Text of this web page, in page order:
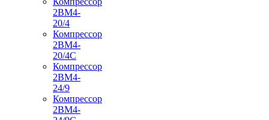
2ВМ4-
20/4
Компрессор
2ВМ4-
20/4С
Компрессор
2ВМ4-
24/9
Компрессор
2ВМ4-